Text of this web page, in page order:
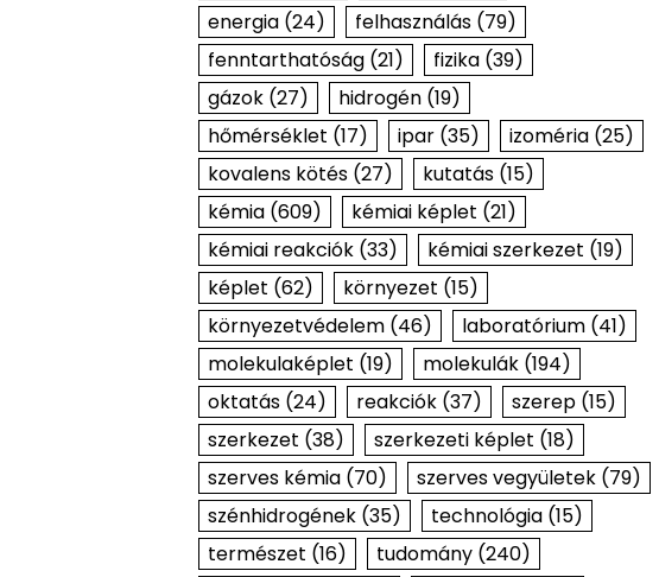
energia(24) felhasználás(79)
fenntarthatóság(21) fizika(39)
gázok(27) hidrogén(19)
hőmérséklet (17) ipar(35) izoméria(25)
kovalens kötés(27) kutatás(15)
kémia(609) kémiai képlet (21)
kémiai reakciók(33) kémiai szerkezet (19)
képlet (62) környezet (15)
környezetvédelem(46) laboratórium(41)
molekulaképlet (19) molekulák(194)
oktatás(24) reakciók(37) szerep(15)
szerkezet (38) szerkezeti képlet (18)
szerves kémia(70) szerves vegyületek(79)
szénhidrogének(35) technológia(15)
természet (16) tudomány(240)